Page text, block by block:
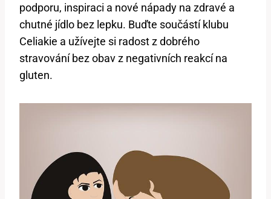
podporu, inspiraci a nové nápady na zdravé a
chutné jídlo bez lepku. Buďte součástí klubu
Celiakie a užívejte si radost z dobrého
stravování bez obav z negativních reakcí na
gluten.